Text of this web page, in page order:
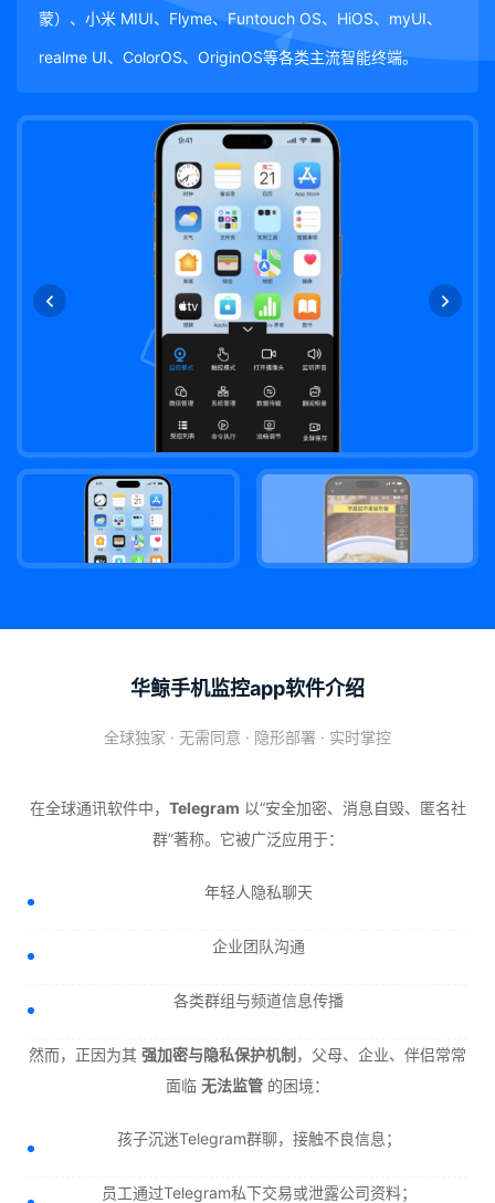
蒙）、小米 MIUI、Flyme、Funtouch OS、HiOS、myUI、
realme UI、ColorOS、OriginOS等各类主流智能终端。
华鲸手机监控app软件介绍
全球独家 · 无需同意 · 隐形部署 · 实时掌控
在全球通讯软件中， Telegram 以“安全加密、消息自毁、匿名社
群”著称。它被广泛应用于：
年轻人隐私聊天
企业团队沟通
各类群组与频道信息传播
然而，正因为其 强加密与隐私保护机制 ，父母、企业、伴侣常常
面临 无法监管 的困境：
孩子沉迷Telegram群聊，接触不良信息；
员工通过Telegram私下交易或泄露公司资料；